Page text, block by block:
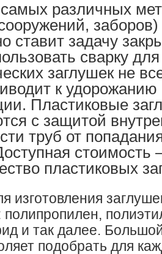
различных
заборов)
ставит задачу
сварку
заглушек не
к
Пластиковые
с защитой
труб от
стоимость
пластиковых
изготовления
и так далее.
подобрать для